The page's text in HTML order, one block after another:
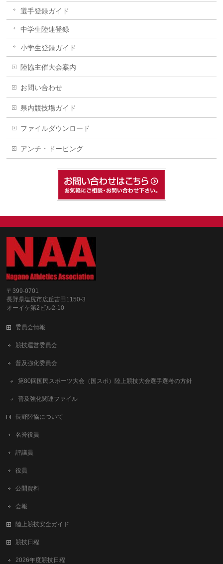
選手登録ガイド
中学生陸連登録
小学生登録ガイド
陸協主催大会案内
お問い合わせ
県内競技場ガイド
ファイルダウンロード
アンチ・ドーピング
〒399-0701
長野県塩尻市広丘吉田1150-3
オーイケ第2ビル2-10
委員会情報
競技運営委員会
普及強化委員会
第80回国民スポーツ大会（国スポ）陸上競技大会選手選考の方針
普及強化関連ファイル
長野陸協について
名誉役員
評議員
役員
公開資料
会報
陸上競技安全ガイド
競技日程
2026年度競技日程